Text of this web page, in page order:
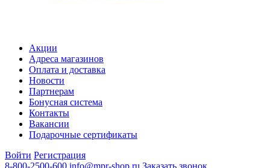
Акции
Адреса магазинов
Оплата и доставка
Новости
Партнерам
Бонусная система
Контакты
Вакансии
Подарочные сертификаты
Войти Регистрация
8-800-2500-600 info@mpr-shop.ru Заказать звонок